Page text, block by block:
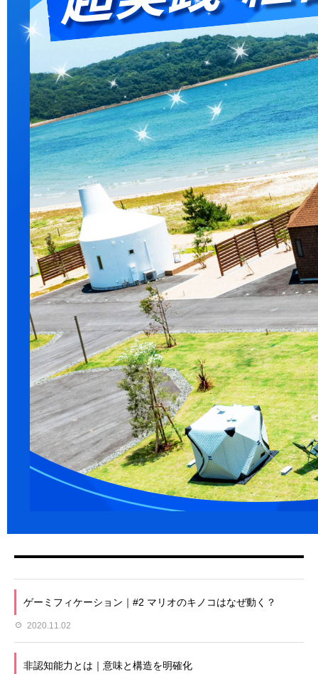
ゲーミフィケーション｜#2 マリオのキノコはなぜ動く？
2020.11.02
非認知能力とは｜意味と構造を明確化